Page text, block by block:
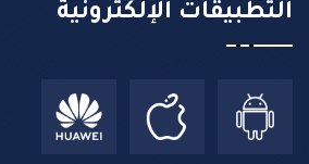
التطبيقات الإلكترونية